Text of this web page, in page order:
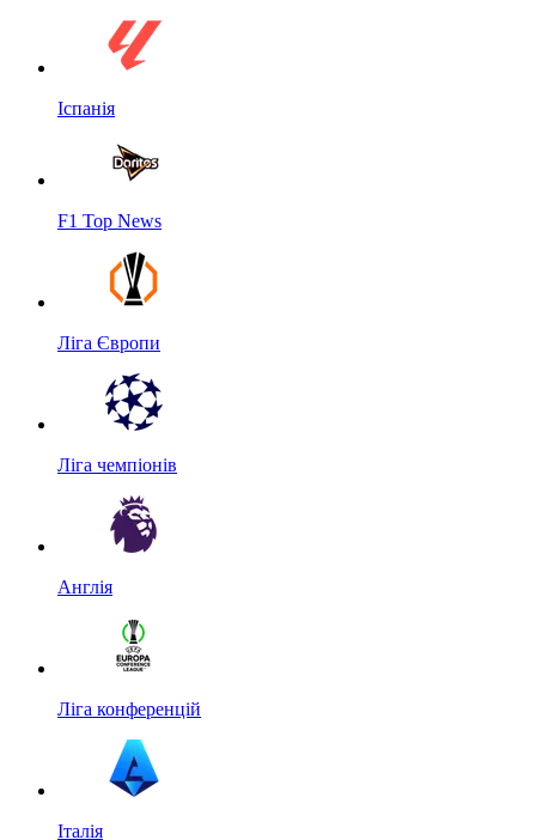
Іспанія
F1 Top News
Ліга Європи
Ліга чемпіонів
Англія
Ліга конференцій
Італія